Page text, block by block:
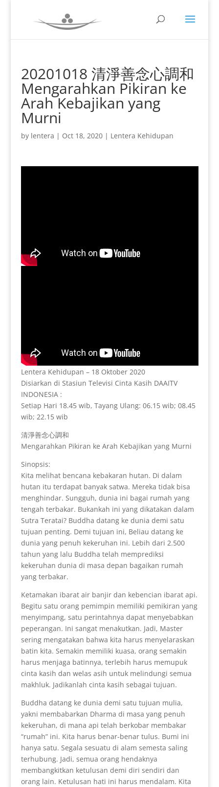
20201018 清淨善念心調和
Mengarahkan Pikiran ke
Arah Kebajikan yang
Murni
by lentera | Oct 18, 2020| Lentera Kehidupan
Lentera Kehidupan – 18 Oktober 2020
Disiarkan di Stasiun Televisi Cinta Kasih DAAITV
INDONESIA :
Setiap Hari 18.45 wib, Tayang Ulang: 06.15 wib; 08.45
wib; 22.15 wib
清淨善念心調和
Mengarahkan Pikiran ke Arah Kebajikan yang Murni
Sinopsis:
Kita melihat bencana kebakaran hutan. Di dalam
hutan itu terdapat banyak satwa. Mereka tidak bisa
menghindar. Sungguh, dunia ini bagai rumah yang
tengah terbakar. Bukankah ini yang dikatakan dalam
Sutra Teratai? Buddha datang ke dunia demi satu
tujuan penting. Demi tujuan ini, Beliau datang ke
dunia yang penuh kekeruhan ini. Lebih dari 2.500
tahun yang lalu Buddha telah memprediksi
kekeruhan dunia di masa depan bagaikan rumah
yang terbakar.
Ketamakan ibarat air banjir dan kebencian ibarat api.
Begitu satu orang pemimpin memiliki pemikiran yang
menyimpang, satu perintahnya dapat menyebabkan
peperangan. Ini sangat menakutkan. Jadi, Master
sering mengatakan bahwa kita harus menyelaraskan
batin kita. Semakin memiliki kuasa, orang semakin
harus menjaga batinnya, terlebih harus memupuk
cinta kasih dan welas asih untuk melindungi semua
makhluk. Jadikanlah cinta kasih sebagai tujuan.
Buddha datang ke dunia demi satu tujuan mulia,
yakni membabarkan Dharma di masa yang penuh
kekeruhan, di mana api telah berkobar membakar
“rumah” ini. Kita harus benar-benar tulus. Bumi ini
hanya satu. Segala sesuatu di alam semesta saling
terhubung. Jadi, semua orang hendaknya
membangkitkan ketulusan demi diri sendiri dan
orang lain. Ketulusan hati ini harus mendalam. Kita